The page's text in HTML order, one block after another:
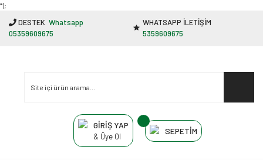
"');
DESTEK Whatsapp
05359609675
WHATSAPP İLETİŞİM
5359609675
GİRİŞ YAP
& Üye Ol
SEPETİM